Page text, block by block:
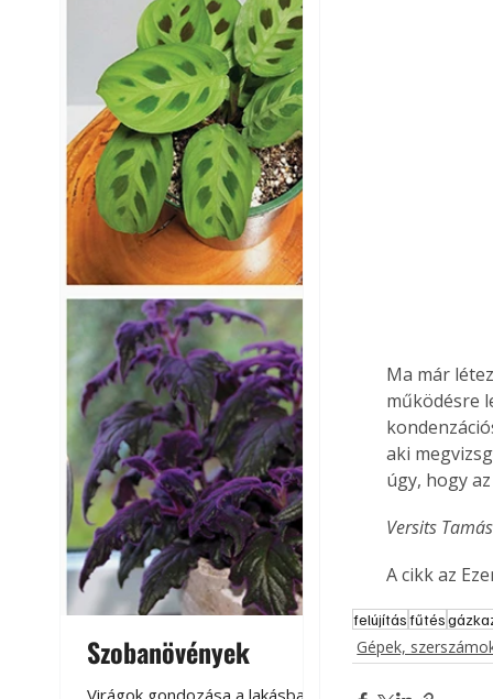
Szobanövények
Virágoskert:
teraszon,
Ma már
működésre
aki
úgy, hogy
Versits
A cikk az
felújításfűtés
Gépek,